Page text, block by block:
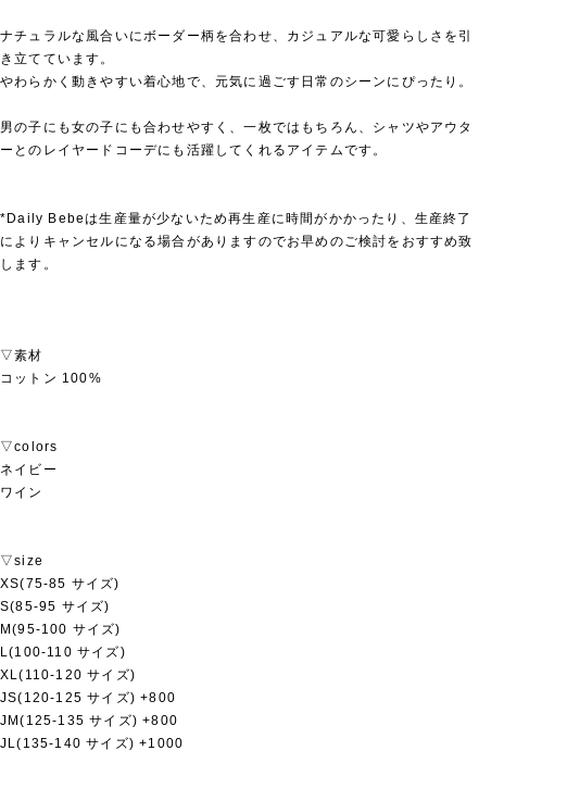
ナチュラルな風合いにボーダー柄を合わせ、カジュアルな可愛らしさを引
き立てています。
やわらかく動きやすい着心地で、元気に過ごす日常のシーンにぴったり。
男の子にも女の子にも合わせやすく、一枚ではもちろん、シャツやアウタ
ーとのレイヤードコーデにも活躍してくれるアイテムです。
*Daily Bebeは生産量が少ないため再生産に時間がかかったり、生産終了
によりキャンセルになる場合がありますのでお早めのご検討をおすすめ致
します。
▽素材
コットン 100%
▽colors
ネイビー
ワイン
▽size
XS(75-85 サイズ)
S(85-95 サイズ)
M(95-100 サイズ)
L(100-110 サイズ)
XL(110-120 サイズ)
JS(120-125 サイズ) +800
JM(125-135 サイズ) +800
JL(135-140 サイズ) +1000